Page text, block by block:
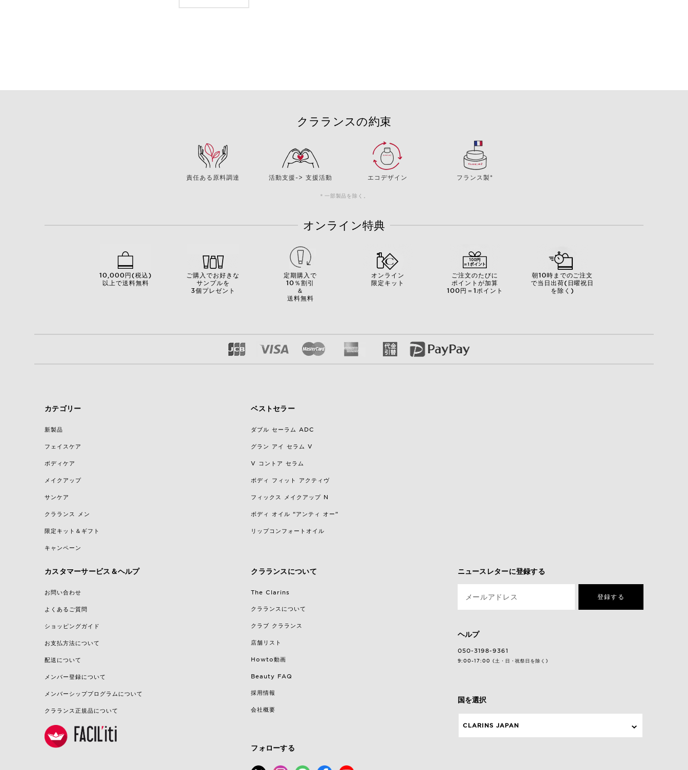
クラランスの約束
責任ある原料調達 活動支援-> 支援活動 エコデザイン フランス製*
＊一部製品を除く。
オンライン特典
10,000円(税込)
以上で送料無料
ご購入でお好きな
サンプルを
3個プレゼント
定期購入で
10％割引
＆
送料無料
オンライン
限定キット
ご注文のたびに
ポイントが加算
100円＝1ポイント
朝10時までのご注文
で当日出荷(日曜祝日
を除く)
カテゴリー
新製品
フェイスケア
ボディケア
メイクアップ
サンケア
クラランス メン
限定キット＆ギフト
キャンペーン
ベストセラー
ダブル セーラム ADC
グラン アイ セラム V
V コントア セラム
ボディ フィット アクティヴ
フィックス メイクアップ N
ボディ オイル “アンティ オー”
リップコンフォートオイル
カスタマーサービス＆ヘルプ
お問い合わせ
よくあるご質問
ショッピングガイド
お支払方法について
配送について
メンバー登録について
メンバーシッププログラムについて
クラランス正規品について
クラランスについて
The Clarins
クラランスについて
クラブ クラランス
店舗リスト
Howto動画
Beauty FAQ
採用情報
会社概要
フォローする
ニュースレターに登録する
メールアドレス 登録する
ヘルプ
050-3198-9361
9:00-17:00 (土・日・祝祭日を除く)
国を選択
CLARINS JAPAN